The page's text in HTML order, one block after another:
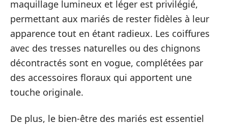
maquillage lumineux et léger est privilégié,
permettant aux mariés de rester fidèles à leur
apparence tout en étant radieux. Les coiffures
avec des tresses naturelles ou des chignons
décontractés sont en vogue, complétées par
des accessoires floraux qui apportent une
touche originale.
De plus, le bien-être des mariés est essentiel